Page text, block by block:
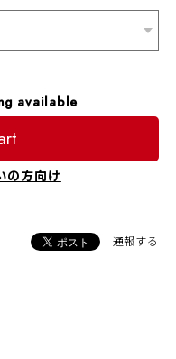
available
の方向け
通報する